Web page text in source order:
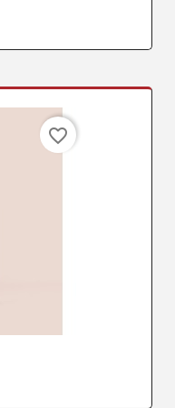
favorite_border